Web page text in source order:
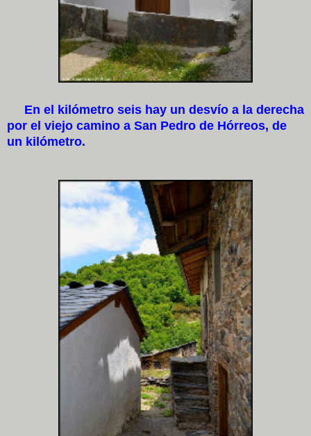
En el kilómetro seis hay un desvío a la derecha
por el viejo camino a San Pedro de Hórreos, de
un kilómetro.